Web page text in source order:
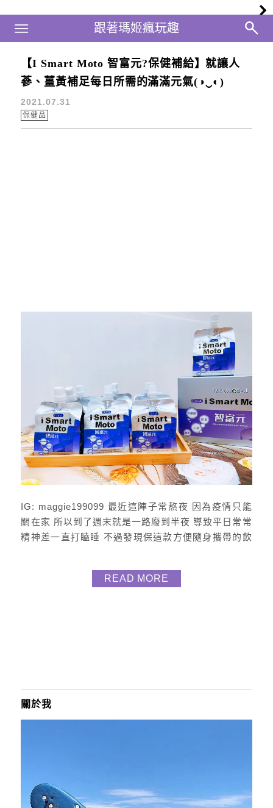
跟著瑪姬瘋玩趣
跟著瑪姬瘋玩趣
Main Menu
保健飲品
【I Smart Moto 智富元?保健補給】就讓人
蔘、薑黃補足每日所需的滿滿元氣(◑‿◐)
2021.07.31
保健品
IG: maggie199099 最近這陣子常熬夜 因為疫情只能
關在家 所以到了週末就是一路廢到半夜 導致平日常常
精神差一直打瞌睡 不過發現保這款方便隨身攜帶的飲
氧氣元素，能補充我們滿滿氧氣與元氣 薑黃 : 修護元
READ MORE
關於我